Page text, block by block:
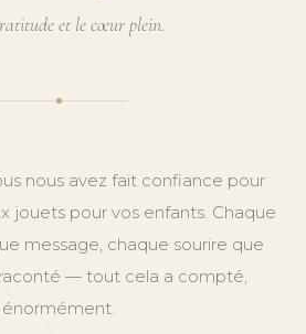
et le cœur plein.
nous avez fait confiance pour
jouets pour vos enfants. Chaque
message, chaque sourire que
— tout cela a compté,
énormément.